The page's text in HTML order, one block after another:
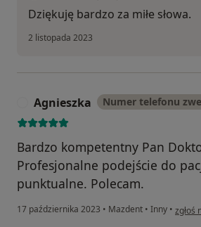
Dziękuję bardzo za miłe słowa.
2 listopada 2023
Agnieszka Numer telefonu
Bardzo kompetentny Pan
Profesjonalne podejście do
punktualne. Polecam.
17 października 2023 • Mazdent • Inny • w
zgłoś